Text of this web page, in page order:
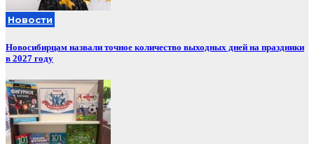
Новости
Новосибирцам назвали точное количество выходных дней на праздники
в 2027 году